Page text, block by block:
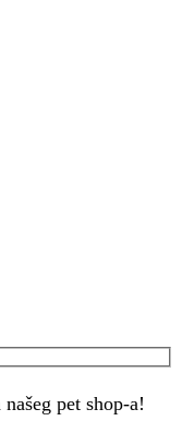
pet shop-a!